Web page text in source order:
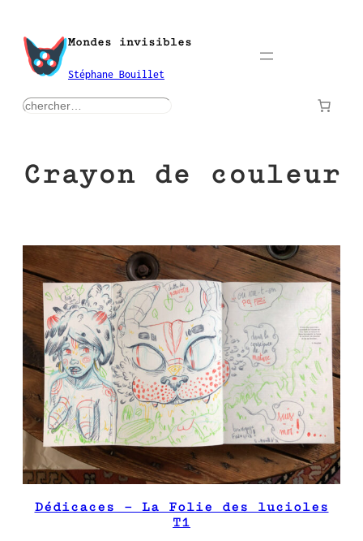
contenu
Mondes invisibles
Stéphane Bouillet
rechercher
Crayon de couleur
Dédicaces – La Folie des lucioles
T1